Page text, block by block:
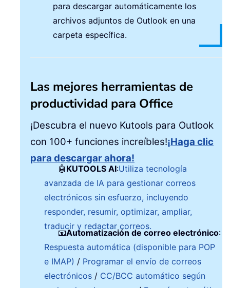
para descargar automáticamente los
archivos adjuntos de Outlook en una
carpeta específica.
Las mejores herramientas de
productividad para Office
¡Descubra el nuevo Kutools para Outlook
con 100+ funciones increíbles!¡Haga clic
para descargar ahora!
🤖 KUTOOLS AI:Utiliza tecnología
avanzada de IA para gestionar correos
electrónicos sin esfuerzo, incluyendo
responder, resumir, optimizar, ampliar,
traducir y redactar correos.
📧Automatización de correo electrónico:
Respuesta automática (disponible para POP
e IMAP) / Programar el envío de correos
electrónicos / CC/BCC automático según